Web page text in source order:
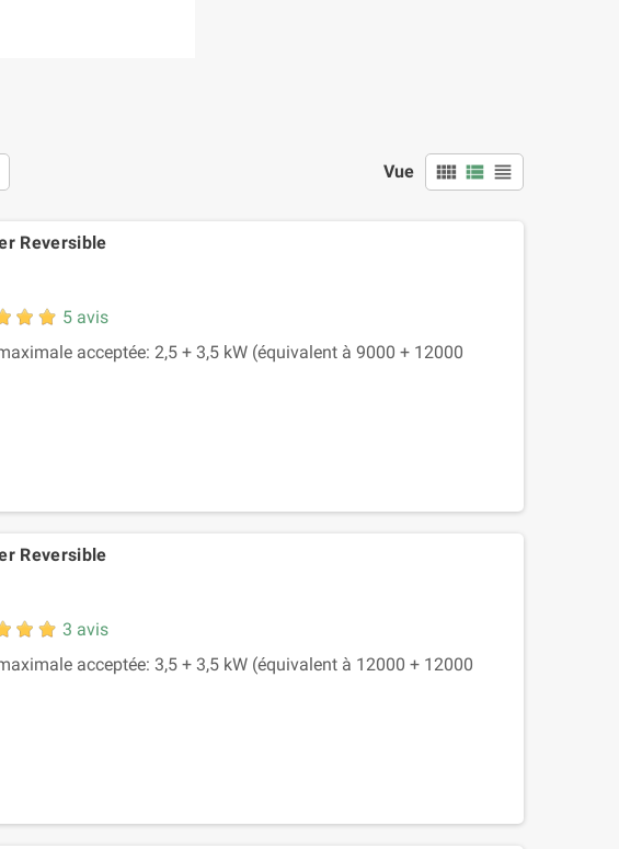
Vue view_comfy view_list view_headline
Reversible
5 avis
acceptée: 2,5 + 3,5 kW (équivalent à 9000 + 12000
Reversible
3 avis
acceptée: 3,5 + 3,5 kW (équivalent à 12000 + 12000